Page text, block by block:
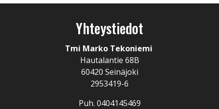
Yhteystiedot
Tmi Marko Tekoniemi
Hautalantie 68B
60420 Seinäjoki
2953419-6
Puh. 0404145469